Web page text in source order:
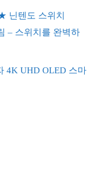
닌텐도 스위치
– 스위치를 완벽하
4K UHD OLED 스마